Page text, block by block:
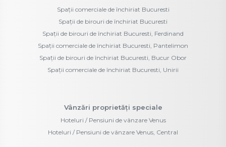
Spații comerciale de închiriat Bucuresti
Spații de birouri de închiriat Bucuresti
Spații de birouri de închiriat Bucuresti, Ferdinand
Spații comerciale de închiriat Bucuresti, Pantelimon
Spații de birouri de închiriat Bucuresti, Bucur Obor
Spații comerciale de închiriat Bucuresti, Unirii
Vânzări proprietăți speciale
Hoteluri / Pensiuni de vânzare Venus
Hoteluri / Pensiuni de vânzare Venus, Central